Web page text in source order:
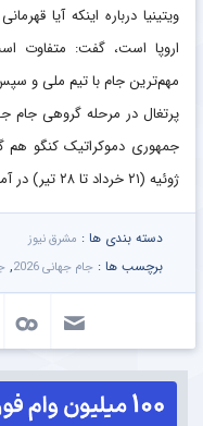
ویتینیا درباره اینکه آیا
اروپا است، گفت: متفاوت
مهم‌ترین جام با تیم ملی و
ژوئیه (۲۱ خرداد تا ۲۸ تیر) در آمریکا، کانادا و مکزیک برگزار می‌شود.
دسته بندی ها : مشرق نیوز
برچسب ها : جام جهانی 2026 ,